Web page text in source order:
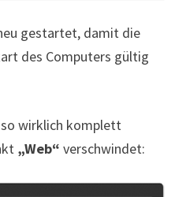
gestartet, damit die
des Computers gültig
wirklich komplett
„Web“ verschwindet: